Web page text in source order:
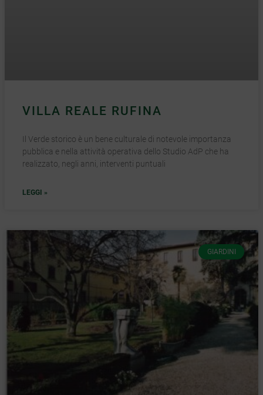
VILLA REALE RUFINA
Il Verde storico è un bene culturale di notevole importanza
pubblica e nella attività operativa dello Studio AdP che ha
realizzato, negli anni, interventi puntuali
LEGGI »
GIARDINI